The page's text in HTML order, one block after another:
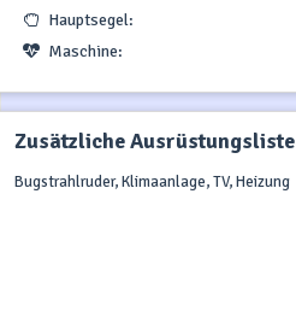
Hauptsegel:
Maschine:
Zusätzliche Ausrüstungsliste
Bugstrahlruder, Klimaanlage, TV, Heizung